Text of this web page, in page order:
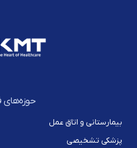
حوزه‌های
بیمارستانی و اتاق عمل
پزشکی تشخیصی